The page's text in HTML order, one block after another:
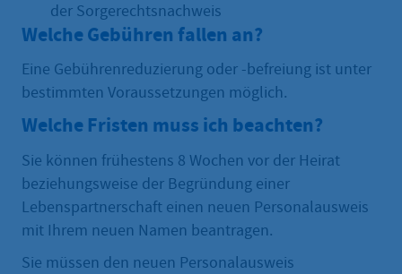
der Sorgerechtsnachweis
Welche Gebühren fallen an?
Eine Gebührenreduzierung oder -befreiung ist unter
bestimmten Voraussetzungen möglich.
Welche Fristen muss ich beachten?
Sie können frühestens 8 Wochen vor der Heirat
beziehungsweise der Begründung einer
Lebenspartnerschaft einen neuen Personalausweis
mit Ihrem neuen Namen beantragen.
Sie müssen den neuen Personalausweis